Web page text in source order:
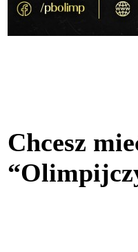
Chcesz